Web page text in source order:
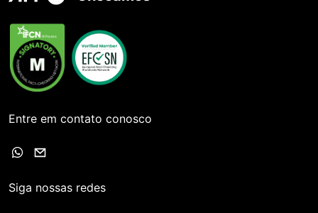
Entre em contato conosco
Siga nossas redes